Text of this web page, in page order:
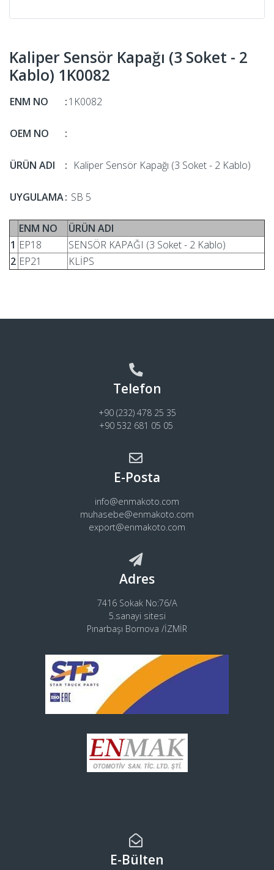
Kaliper Sensör Kapağı (3 Soket - 2
Kablo) 1K0082
ENM NO :1K0082
OEM NO :
ÜRÜN ADI : Kaliper Sensör Kapağı (3 Soket - 2 Kablo)
UYGULAMA: SB 5
ENM NO
ÜRÜN ADI
1 EP18
SENSÖR KAPAĞI (3 Soket - 2 Kablo)
2 EP21 KLİPS
Telefon
+90 (232) 478 25 35
+90 532 681 05 05
E-Posta
info@enmakoto.com
muhasebe@enmakoto.com
export@enmakoto.com
Adres
7416 Sokak No:76/A
5.sanayi sitesi
Pınarbaşı Bornova /İZMİR
E-Bülten